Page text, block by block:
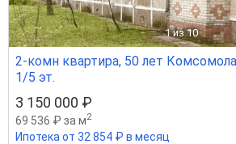
1 из 10
2-комн квартира, 50 лет Комсомола
1/5 эт.
3 150 000 ₽
69 536 ₽ за м2
Ипотека от 32 854 ₽ в месяц